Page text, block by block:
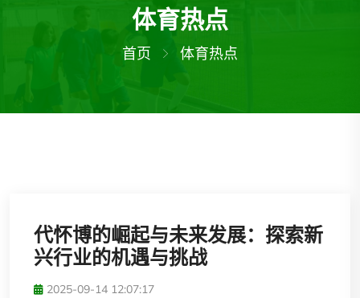
体育热点
首页 体育热点
代怀博的崛起与未来发展：探索新
兴行业的机遇与挑战
2025-09-14 12:07:17